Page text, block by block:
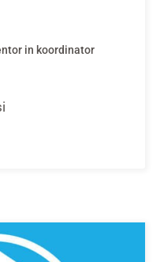
in koordinator